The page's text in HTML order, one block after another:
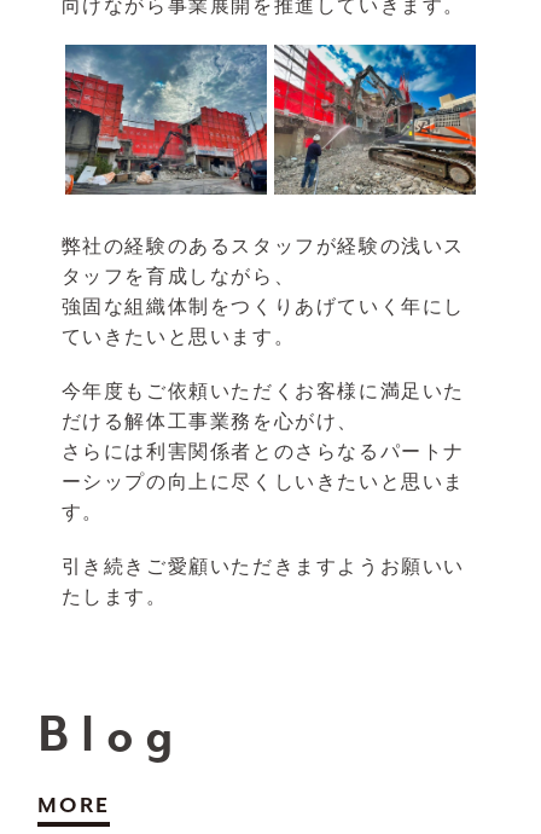
向けながら事業展開を推進していきます。
弊社の経験のあるスタッフが経験の浅いス
タッフを育成しながら、
強固な組織体制をつくりあげていく年にし
ていきたいと思います。
今年度もご依頼いただくお客様に満足いた
だける解体工事業務を心がけ、
さらには利害関係者とのさらなるパートナ
ーシップの向上に尽くしいきたいと思いま
す。
引き続きご愛顧いただきますようお願いい
たします。
Blog
MORE